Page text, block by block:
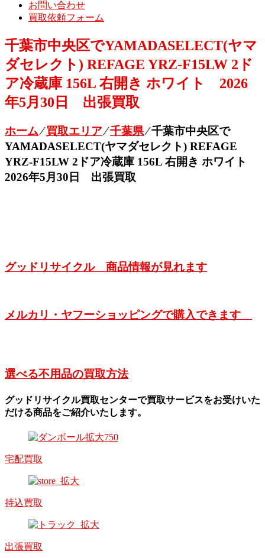
お問い合わせ
買取依頼フォーム
千葉市中央区でYAMADASELECT(ヤマ
ダセレクト) REFAGE YRZ-F15LW 2ド
ア冷蔵庫 156L 右開き ホワイト 2026
年5月30日 出張買取
ホーム⁄買取エリア⁄千葉県⁄千葉市中央区で
YAMADASELECT(ヤマダセレクト) REFAGE
YRZ-F15LW 2ドア冷蔵庫 156L 右開き ホワイト
2026年5月30日 出張買取
グッドリサイクル 商品情報が見れます
メルカリ・ヤフーショッピングで購入できます
選べる不用品の買取方法
グッドリサイクル買取センターで買取サービスをお受けいた
だける商品をご紹介いたします。
宅配買取
持込買取
出張買取